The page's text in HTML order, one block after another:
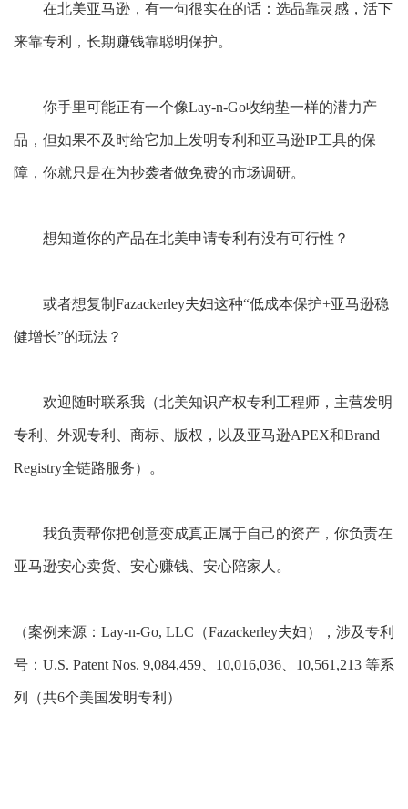
在北美亚马逊，有一句很实在的话：选品靠灵感，活下
来靠专利，长期赚钱靠聪明保护。
你手里可能正有一个像Lay-n-Go收纳垫一样的潜力产
品，但如果不及时给它加上发明专利和亚马逊IP工具的保
障，你就只是在为抄袭者做免费的市场调研。
想知道你的产品在北美申请专利有没有可行性？
或者想复制 Fazackerley夫妇这种“低成本保护+亚马逊稳
健增长”的玩法？
欢迎随时联系我（北美知识产权专利工程师，主营发明
专利、外观专利、商标、版权，以及亚马逊APEX和Brand
Registry全链路服务）。
我负责帮你把创意变成真正属于自己的资产，你负责在
亚马逊安心卖货、安心赚钱、安心陪家人。
（案例来源： Lay-n-Go, LLC（Fazackerley夫妇），涉及专利
号：U.S. Patent Nos. 9,084,459、10,016,036、10,561,213 等系
列（共6个美国 发明专利）